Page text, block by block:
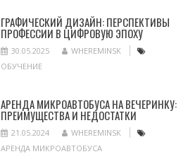
ГРАФИЧЕСКИЙ ДИЗАЙН: ПЕРСПЕКТИВЫ
ПРОФЕССИИ В ЦИФРОВУЮ ЭПОХУ
30.05.2025
WHEREMINSK
ОБУЧЕНИЕ
АРЕНДА МИКРОАВТОБУСА НА ВЕЧЕРИНКУ:
ПРЕИМУЩЕСТВА И НЕДОСТАТКИ
21.05.2024
WHEREMINSK
АРЕНДА МИКРОАВТОБУСА